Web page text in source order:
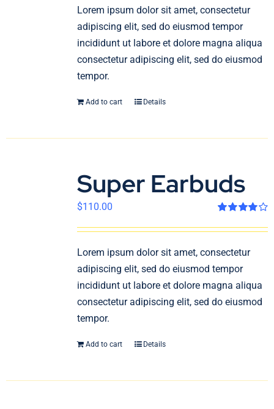
Lorem ipsum dolor sit amet, consectetur
adipiscing elit, sed do eiusmod tempor
incididunt ut labore et dolore magna aliqua
consectetur adipiscing elit, sed do eiusmod
tempor.
Add to cart Details
Super Earbuds
out of 5
$110.00
Lorem ipsum dolor sit amet, consectetur
adipiscing elit, sed do eiusmod tempor
incididunt ut labore et dolore magna aliqua
consectetur adipiscing elit, sed do eiusmod
tempor.
Add to cart Details